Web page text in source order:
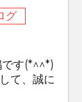
グ
す(*^^*)
て、誠に